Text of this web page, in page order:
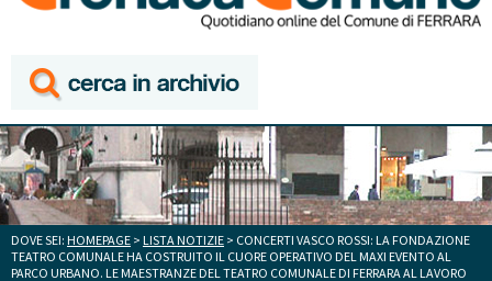
DOVE SEI: HOMEPAGE > LISTA NOTIZIE > CONCERTI VASCO ROSSI: LA FONDAZIONE
TEATRO COMUNALE HA COSTRUITO IL CUORE OPERATIVO DEL MAXI EVENTO AL
PARCO URBANO. LE MAESTRANZE DEL TEATRO COMUNALE DI FERRARA AL LAVORO